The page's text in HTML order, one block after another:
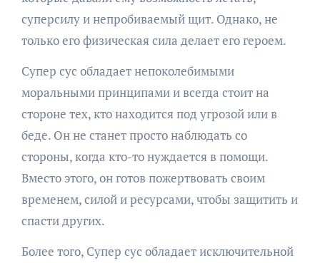
суперсилу и непробиваемый щит. Однако, не
только его физическая сила делает его героем.
Супер сус обладает непоколебимыми
моральными принципами и всегда стоит на
стороне тех, кто находится под угрозой или в
беде. Он не станет просто наблюдать со
стороны, когда кто-то нуждается в помощи.
Вместо этого, он готов пожертвовать своим
временем, силой и ресурсами, чтобы защитить и
спасти других.
Более того, Супер сус обладает исключительной